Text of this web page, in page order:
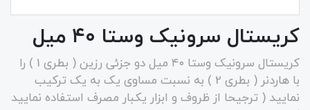
کریستال سرونیک وستا ۴۰ میل
کریستال سرونیک وستا ۴۰ میل دو جزئی رزین ( بطری 1 ) را
با هاردنر ( بطری 2 ) به نسبت مساوی یک به یک ترکیب
نمایید ( ترجیحا از ظروف و ابزار یکبار مصرف استفاده نمایید